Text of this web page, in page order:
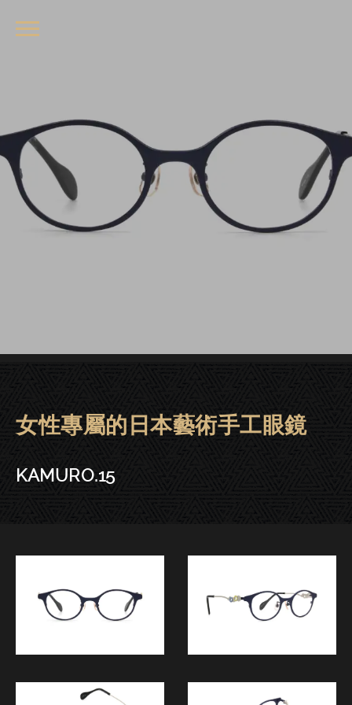
KAMURO眼鏡 | 大安－
女性專屬的日本藝術手工眼鏡
KAMURO.15